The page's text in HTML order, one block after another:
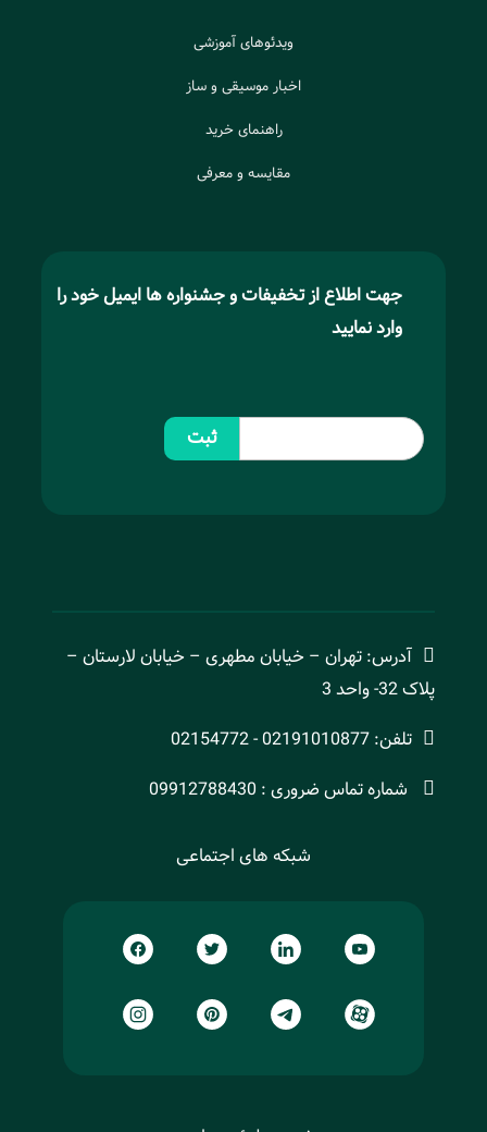
ویدئوهای آموزشی
اخبار موسیقی و ساز
راهنمای خرید
مقایسه و معرفی
جهت اطلاع از تخفیفات و جشنواره ها ایمیل خود را
وارد نمایید
ثبت
آدرس: تهران – خیابان مطهری – خیابان لارستان –
پلاک 32- واحد 3
تلفن: 02191010877 - 02154772
شماره تماس ضروری : 09912788430
شبکه های اجتماعی